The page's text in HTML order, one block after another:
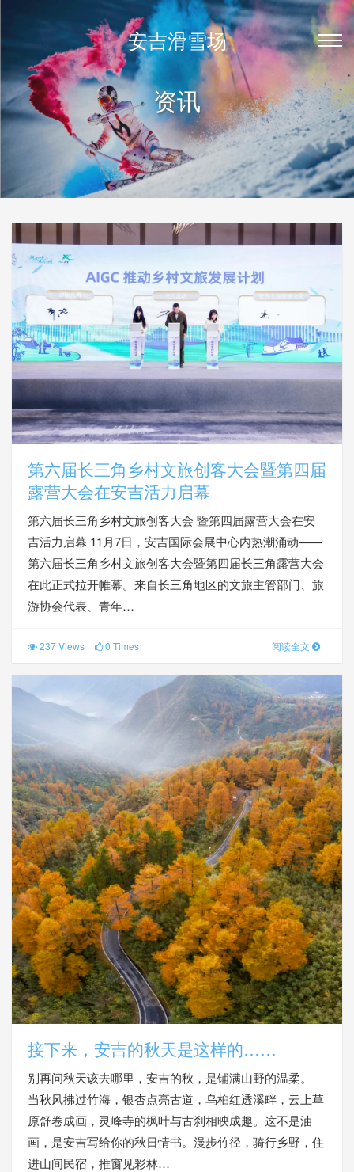
安吉滑雪场
资讯
第六届长三角乡村文旅创客大会暨第四届
露营大会在安吉活力启幕
第六届长三角乡村文旅创客大会 暨第四届露营大会在安
吉活力启幕 11月7日，安吉国际会展中心内热潮涌动——
第六届长三角乡村文旅创客大会暨第四届长三角露营大会
在此正式拉开帷幕。来自长三角地区的文旅主管部门、旅
游协会代表、青年…
237 Views 0 Times 阅读全文
接下来，安吉的秋天是这样的……
别再问秋天该去哪里，安吉的秋，是铺满山野的温柔。
当秋风拂过竹海，银杏点亮古道，乌桕红透溪畔，云上草
原舒卷成画，灵峰寺的枫叶与古刹相映成趣。这不是油
画，是安吉写给你的秋日情书。漫步竹径，骑行乡野，住
进山间民宿，推窗见彩林…